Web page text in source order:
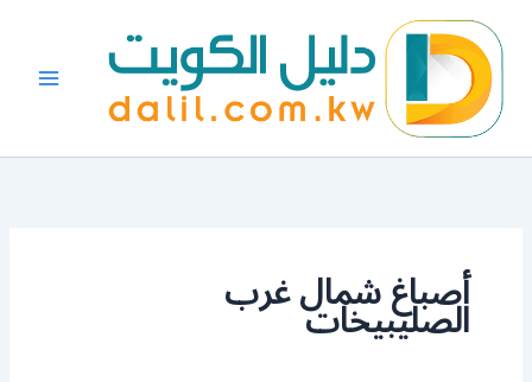
المحتوى
أصباغ شمال غرب
الصليبيخات